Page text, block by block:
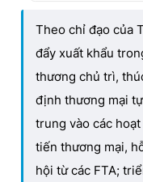
Theo chỉ đạo của
đẩy xuất khẩu
thương chủ trì,
định thương mại
trung vào các
tiến thương mại,
hội từ các FTA;